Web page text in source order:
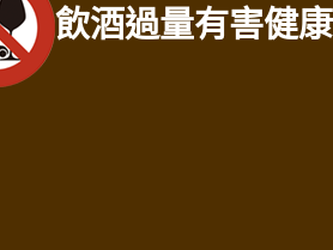
鄉老酒收購、苗栗縣銅鑼鄉老酒收購、苗栗縣三
湖鄉老酒收購、苗栗縣卓蘭鎮老酒收購
飲酒過量有害健康